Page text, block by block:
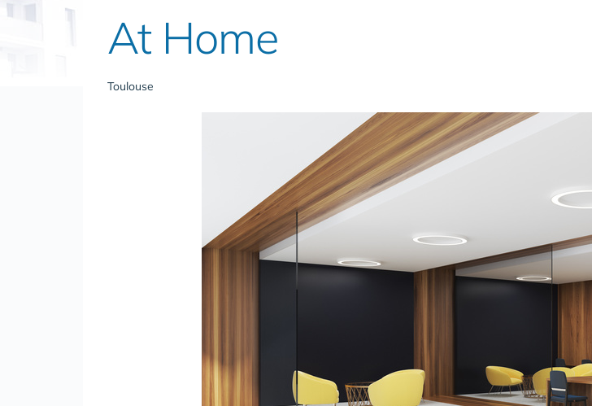
At Home
Toulouse